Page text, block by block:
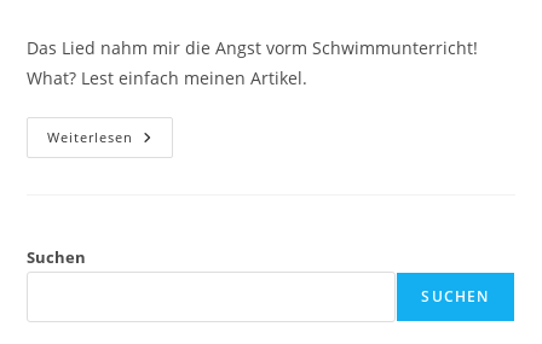
Das Lied nahm mir die Angst vorm Schwimmunterricht!
What? Lest einfach meinen Artikel.
Weiterlesen Chesney
Hawkes:
Suchen
SUCHEN